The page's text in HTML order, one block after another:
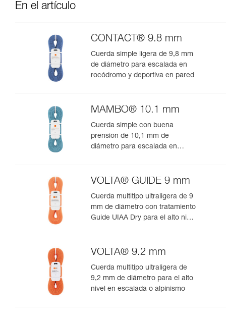
En el artículo
CONTACT® 9.8 mm
Cuerda simple ligera de 9,8 mm
de diámetro para escalada en
rocódromo y deportiva en pared
MAMBO® 10.1 mm
Cuerda simple con buena
prensión de 10,1 mm de
diámetro para escalada en
VOLTA® GUIDE 9 mm
Cuerda multitipo ultraligera de 9
mm de diámetro con tratamiento
Guide UIAA Dry para el alto nivel
VOLTA® 9.2 mm
Cuerda multitipo ultraligera de
9,2 mm de diámetro para el alto
nivel en escalada o alpinismo